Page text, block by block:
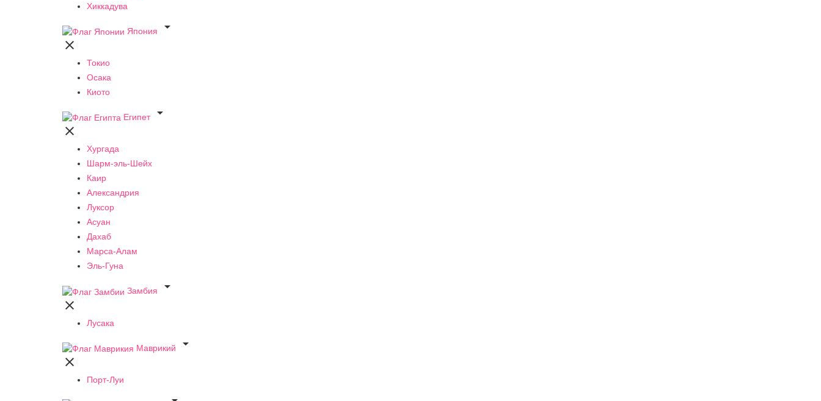
Хиккадува
Япония


Токио
Осака
Киото
Египет


Хургада
Шарм-эль-Шейх
Каир
Александрия
Луксор
Асуан
Дахаб
Марса-Алам
Эль-Гуна
Замбия


Лусака
Маврикий


Порт-Луи